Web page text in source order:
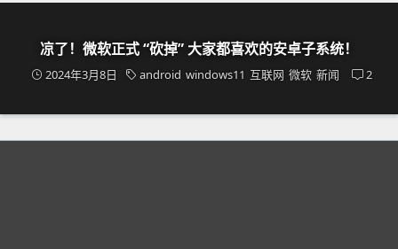
凉了！微软正式 “砍掉” 大家都喜欢的安卓子系统！
2024年3月8日 android windows11 互联网 微软 新闻 2